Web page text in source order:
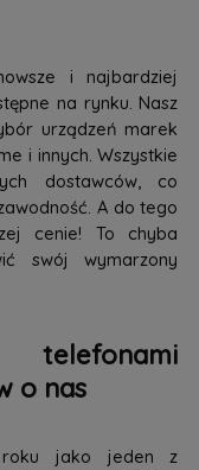
i najbardziej
na rynku. Nasz
urządzeń marek
i innych. Wszystkie
dostawców, co
A do tego
cenie! To chyba
swój wymarzony
o nas
roku jako jeden z